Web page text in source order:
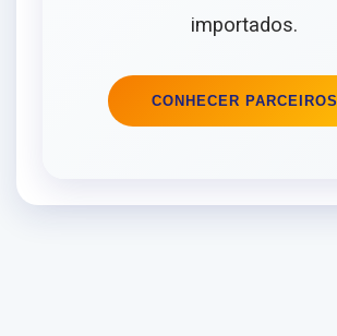
importados.
CONHECER PARCEIROS